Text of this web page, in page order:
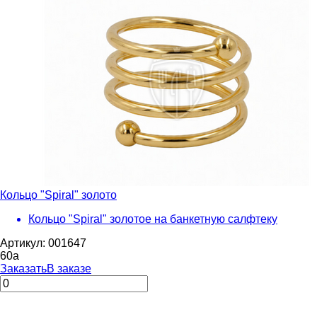
Кольцо "Spiral" золото
Кольцо "Spiral" золотое на банкетную салфтеку
Артикул: 001647
60a
ЗаказатьВ заказе